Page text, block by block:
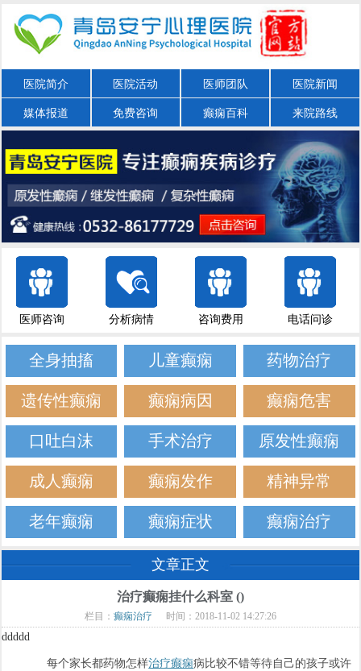
医院简介 医院活动 医师团队 医院新闻
媒体报道 免费咨询 癫痫百科 来院路线
医师咨询 分析病情 咨询费用 电话问诊
全身抽搐 儿童癫痫 药物治疗
遗传性癫痫 癫痫病因 癫痫危害
口吐白沫 手术治疗 原发性癫痫
成人癫痫 癫痫发作 精神异常
老年癫痫 癫痫症状 癫痫治疗
文章正文
治疗癫痫挂什么科室 ()
栏目： 癫痫治疗 时间：2018-11-02 14:27:26
ddddd
每个家长都药物怎样治疗癫痫病比较不错等待自己的孩子或许